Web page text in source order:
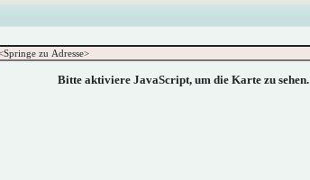
Bitte aktiviere JavaScript, um die Karte zu sehen.